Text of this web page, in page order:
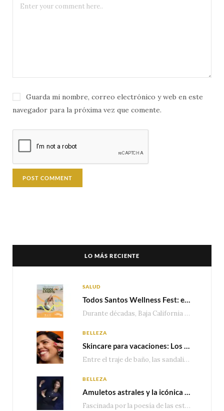
Guarda mi nombre, correo electrónico y web en este
navegador para la próxima vez que comente.
LO MÁS RECIENTE
SALUD
Todos Santos Wellness Fest: el evento de bienestar que está transformando a Baja California Sur en un nuevo referente para el turismo wellness
Durante décadas, Baja California Sur ha sido reconocido por sus playas, hoteles de lujo y…
BELLEZA
Skincare para vacaciones: Los do’s and dont’s para cuidar tu piel
Entre el traje de baño, las sandalias, los lentes de sol y los looks que…
BELLEZA
Amuletos astrales y la icónica colección Zodiaque de Van Cleef & Arpels
Fascinada por la poesía de las estrellas, la Maison Van Cleef & Arpels celebra la llegada de las…